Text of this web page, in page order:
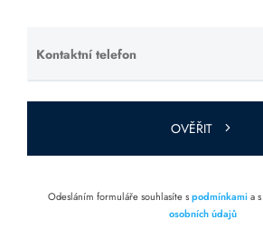
Kontaktní telefon
Ponechte
toto pole
prázdné.
OVĚŘIT
Odesláním formuláře souhlasíte spodmínkamia s
osobních údajů